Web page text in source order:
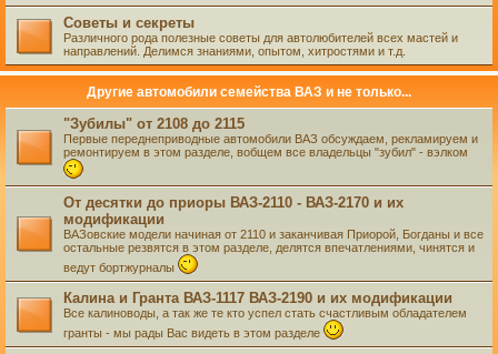
Советы и секреты
Различного рода полезные советы для автолюбителей всех мастей и
направлений. Делимся знаниями, опытом, хитростями и т.д.
Другие автомобили семейства ВАЗ и не только...
"Зубилы" от 2108 до 2115
Первые переднеприводные автомобили ВАЗ обсуждаем, рекламируем и
ремонтируем в этом разделе, вобщем все владельцы "зубил" - вэлком
От десятки до приоры ВАЗ-2110 - ВАЗ-2170 и их
модификации
ВАЗовские модели начиная от 2110 и заканчивая Приорой, Богданы и все
остальные резвятся в этом разделе, делятся впечатлениями, чинятся и
ведут бортжурналы
Калина и Гранта ВАЗ-1117 ВАЗ-2190 и их модификации
Все калиноводы, а так же те кто успел стать счастливым обладателем
гранты - мы рады Вас видеть в этом разделе